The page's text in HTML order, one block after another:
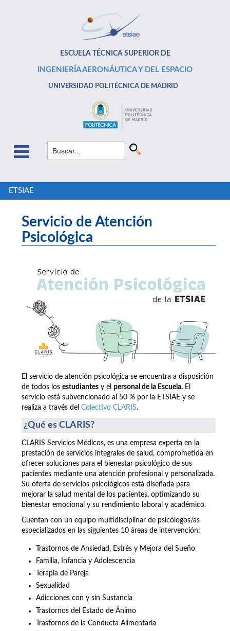
ESCUELA TÉCNICA SUPERIOR DE
INGENIERÍA AERONÁUTICA Y DEL ESPACIO
UNIVERSIDAD POLITÉCNICA DE MADRID
ETSIAE
Servicio de Atención
Psicológica
El servicio de atención psicológica se encuentra a disposición
de todos los estudiantes y el personal de la Escuela. El
servicio está subvencionado al 50 % por la ETSIAE y se
realiza a través del Colectivo CLARIS.
¿Qué es CLARIS?
CLARIS Servicios Médicos, es una empresa experta en la
prestación de servicios integrales de salud, comprometida en
ofrecer soluciones para el bienestar psicológico de sus
pacientes mediante una atención profesional y personalizada.
Su oferta de servicios psicológicos está diseñada para
mejorar la salud mental de los pacientes, optimizando su
bienestar emocional y su rendimiento laboral y académico.
Cuentan con un equipo multidisciplinar de psicólogos/as
especializados en las siguientes 10 áreas de intervención:
Trastornos de Ansiedad, Estrés y Mejora del Sueño
Familia, Infancia y Adolescencia
Terapia de Pareja
Sexualidad
Adicciones con y sin Sustancia
Trastornos del Estado de Ánimo
Trastornos de la Conducta Alimentaria